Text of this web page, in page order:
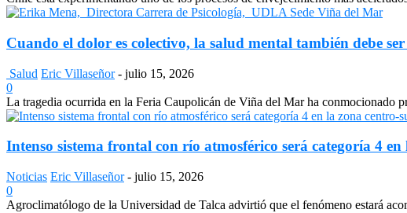
Cuando el dolor es colectivo, la salud mental también debe
Salud Eric Villaseñor - julio 15, 2026
0
La tragedia ocurrida en la Feria Caupolicán de Viña del Mar ha conmocionado
Intenso sistema frontal con río atmosférico será categoría 4
Noticias Eric Villaseñor - julio 15, 2026
0
Agroclimatólogo de la Universidad de Talca advirtió que el fenómeno estará